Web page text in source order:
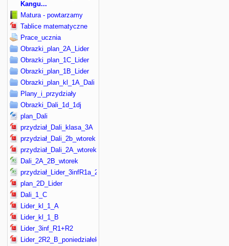
Kangu...
Matura - powtarzamy
Tablice matematyczne
Prace_ucznia
Obrazki_plan_2A_Lider
Obrazki_plan_1C_Lider
Obrazki_plan_1B_Lider
Obrazki_plan_kl_1A_Dali
Plany_i_przydziały
Obrazki_Dali_1d_1dj
plan_Dali
przydział_Dali_klasa_3A
przydział_Dali_2b_wtorek
przydział_Dali_2A_wtorek
Dali_2A_2B_wtorek
przydział_Lider_3infR1a_2_infR1a
plan_2D_Lider
Dali_1_C
Lider_kl_1_A
Lider_kl_1_B
Lider_3inf_R1+R2
Lider_2R2_B_poniedziałek